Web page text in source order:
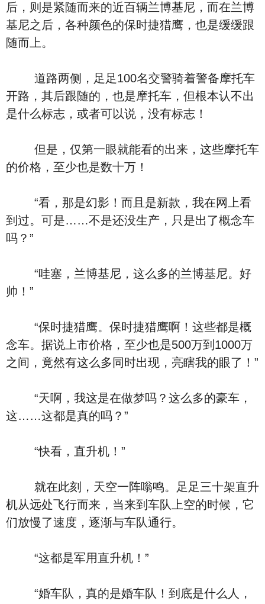
后，则是紧随而来的近百辆兰博基尼，而在兰博
基尼之后，各种颜色的保时捷猎鹰，也是缓缓跟
随而上。
道路两侧，足足100名交警骑着警备摩托车
开路，其后跟随的，也是摩托车，但根本认不出
是什么标志，或者可以说，没有标志！
但是，仅第一眼就能看的出来，这些摩托车
的价格，至少也是数十万！
“看，那是幻影！而且是新款，我在网上看
到过。可是……不是还没生产，只是出了概念车
吗？”
“哇塞，兰博基尼，这么多的兰博基尼。好
帅！”
“保时捷猎鹰。保时捷猎鹰啊！这些都是概
念车。据说上市价格，至少也是500万到1000万
之间，竟然有这么多同时出现，亮瞎我的眼了！”
“天啊，我这是在做梦吗？这么多的豪车，
这……这都是真的吗？”
“快看，直升机！”
就在此刻，天空一阵嗡鸣。足足三十架直升
机从远处飞行而来，当来到车队上空的时候，它
们放慢了速度，逐渐与车队通行。
“这都是军用直升机！”
“婚车队，真的是婚车队！到底是什么人，